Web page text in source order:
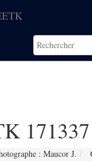
171337
: Maucor J.